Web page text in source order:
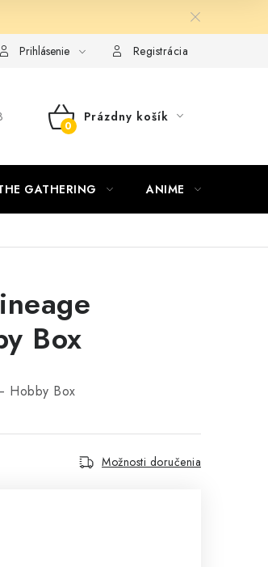
elektronického formulára
Prihlásenie Registrácia
NÁKUPNÝ
Prázdny košík
GATHERING ANIME
Box
Hobby Box
Možnosti doručenia